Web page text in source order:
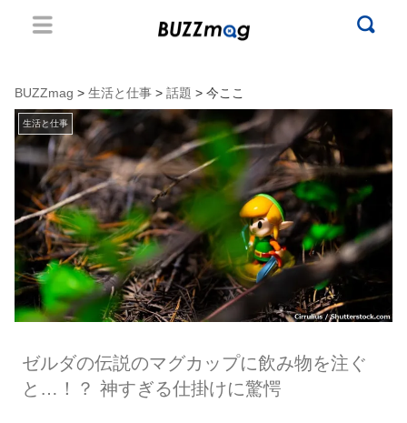
BUZZmag > 生活と仕事 > 話題 > 今ここ
生活と仕事
ゼルダの伝説のマグカップに飲み物を注ぐ
と…！？ 神すぎる仕掛けに驚愕